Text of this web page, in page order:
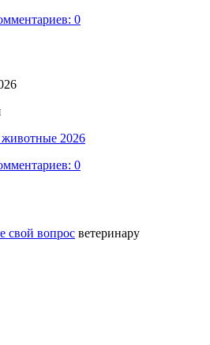
0
2026
0
свой вопрос ветеринару